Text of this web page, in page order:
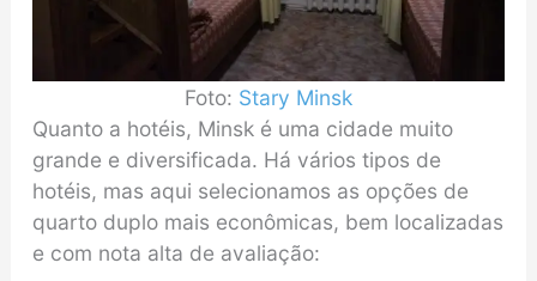
Foto: Stary Minsk
Quanto a hotéis, Minsk é uma cidade muito
grande e diversificada. Há vários tipos de
hotéis, mas aqui selecionamos as opções de
quarto duplo mais econômicas, bem localizadas
e com nota alta de avaliação: